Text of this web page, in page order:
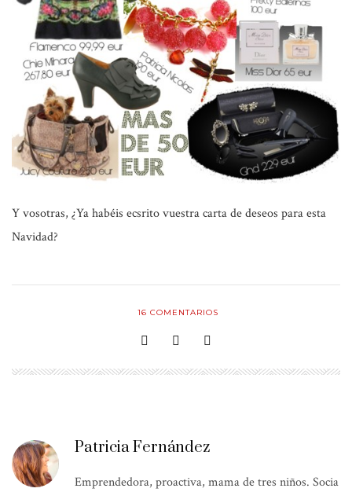
Y vosotras, ¿Ya habéis ecsrito vuestra carta de deseos para esta
Navidad?
16 COMENTARIOS
Patricia Fernández
Emprendedora, proactiva, mama de tres niños. Socia